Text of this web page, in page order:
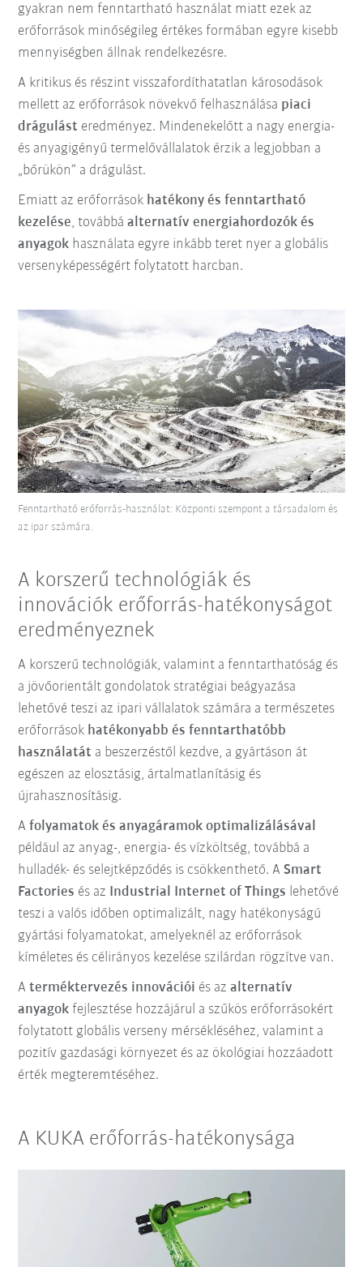
gyakran nem fenntartható használat miatt ezek az
erőforrások minőségileg értékes formában egyre kisebb
mennyiségben állnak rendelkezésre.
A kritikus és részint visszafordíthatatlan károsodások
mellett az erőforrások növekvő felhasználása piaci
drágulást eredményez. Mindenekelőtt a nagy energia-
és anyagigényű termelővállalatok érzik a legjobban a
„bőrükön” a drágulást.
Emiatt az erőforrások hatékony és fenntartható
kezelése, továbbáalternatív energiahordozók és
anyagok használata egyre inkább teret nyer a globális
versenyképességért folytatott harcban.
Fenntartható erőforrás-használat: Központi szempont a társadalom és
az ipar számára.
A korszerű technológiák és
innovációk erőforrás-hatékonyságot
eredményeznek
A korszerű technológiák, valamint a fenntarthatóság és
a jövőorientált gondolatok stratégiai beágyazása
lehetővé teszi az ipari vállalatok számára a természetes
erőforrások hatékonyabb és fenntarthatóbb
használatát a beszerzéstől kezdve, a gyártáson át
egészen az elosztásig, ártalmatlanításig és
újrahasznosításig.
Afolyamatok és anyagáramok optimalizálásával
például az anyag-, energia- és vízköltség, továbbá a
hulladék- és selejtképződés is csökkenthető. ASmart
Factories és az Industrial Internet of Things lehetővé
teszi a valós időben optimalizált, nagy hatékonyságú
gyártási folyamatokat, amelyeknél az erőforrások
kíméletes és célirányos kezelése szilárdan rögzítve van.
Aterméktervezés innovációi és azalternatív
anyagok fejlesztése hozzájárul a szűkös erőforrásokért
folytatott globális verseny mérsékléséhez, valamint a
pozitív gazdasági környezet és az ökológiai hozzáadott
érték megteremtéséhez.
A KUKA erőforrás-hatékonysága